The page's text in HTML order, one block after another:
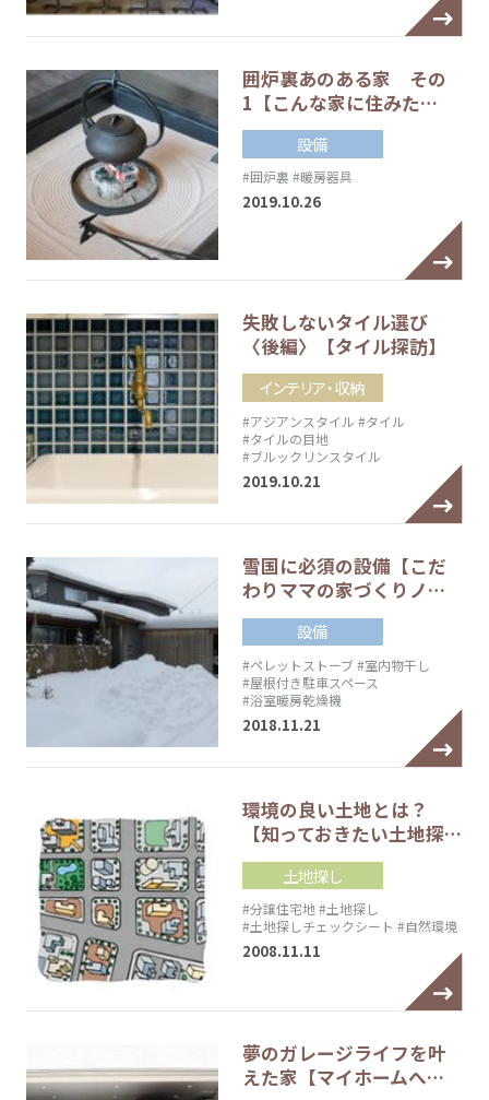
囲炉裏あのある家 その
1【こんな家に住みた…
設備
#囲炉裏 #暖房器具
2019.10.26
失敗しないタイル選び
〈後編〉【タイル探訪】
インテリア・収納
#アジアンスタイル #タイル
#タイルの目地
#ブルックリンスタイル
2019.10.21
雪国に必須の設備【こだ
わりママの家づくりノ…
設備
#ペレットストーブ#室内物干し
#屋根付き駐車スペース
#浴室暖房乾燥機
2018.11.21
環境の良い土地とは？
【知っておきたい土地探…
土地探し
#分譲住宅地#土地探し
#土地探しチェックシート #自然環境
2008.11.11
夢のガレージライフを叶
えた家【マイホームへ…